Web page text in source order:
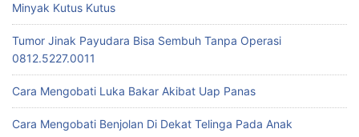
Minyak Kutus Kutus
Tumor Jinak Payudara Bisa Sembuh Tanpa Operasi
0812.5227.0011
Cara Mengobati Luka Bakar Akibat Uap Panas
Cara Mengobati Benjolan Di Dekat Telinga Pada Anak